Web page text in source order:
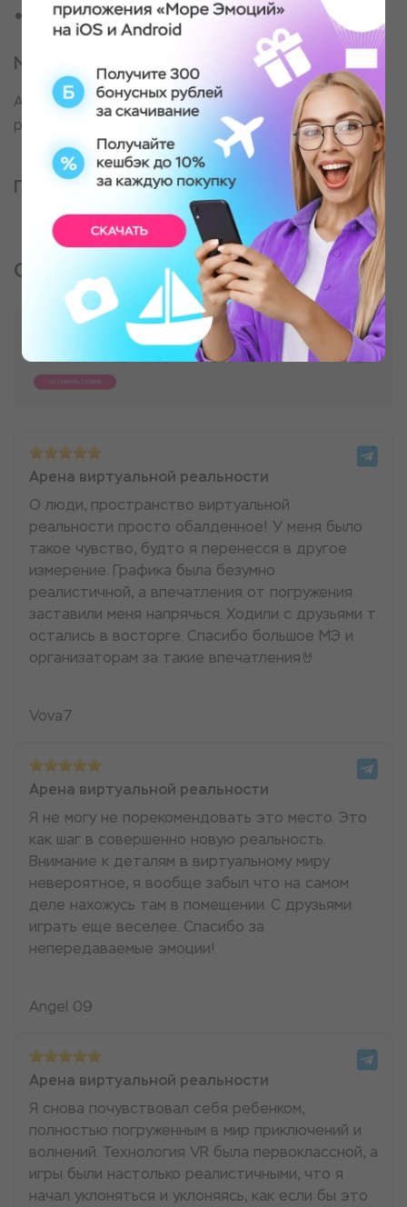
Для веселой компании
Место проведения
Арена виртуальной реальности в Центральном
районе
Партнер, оказывающий услугу
Отзывы о подарке
Арена виртуальной реальности
О люди, пространство виртуальной
реальности просто обалденное! У меня было
такое чувство, будто я перенесся в другое
измерение. Графика была безумно
реалистичной, а впечатления от погружения
заставили меня напрячься. Ходили с друзьями т
остались в восторге. Спасибо большое МЭ и
организаторам за такие впечатления🤘
Vova7
Арена виртуальной реальности
Я не могу не порекомендовать это место. Это
как шаг в совершенно новую реальность.
Внимание к деталям в виртуальному миру
невероятное, я вообще забыл что на самом
деле нахожусь там в помещении. С друзьями
играть еще веселее. Спасибо за
непередаваемые эмоции!
Angel 09
Арена виртуальной реальности
Я снова почувствовал себя ребенком,
полностью погруженным в мир приключений и
волнений. Технология VR была первоклассной, а
игры были настолько реалистичными, что я
начал уклоняться и уклоняясь, как если бы это